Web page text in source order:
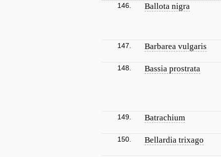
146. Ballota nigra
147. Barbarea vulgaris
148. Bassia prostrata
149. Batrachium
150. Bellardia trixago